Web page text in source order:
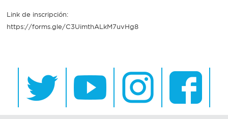
Link de inscripción:
https://forms.gle/C3UimthALkM7uvHg8